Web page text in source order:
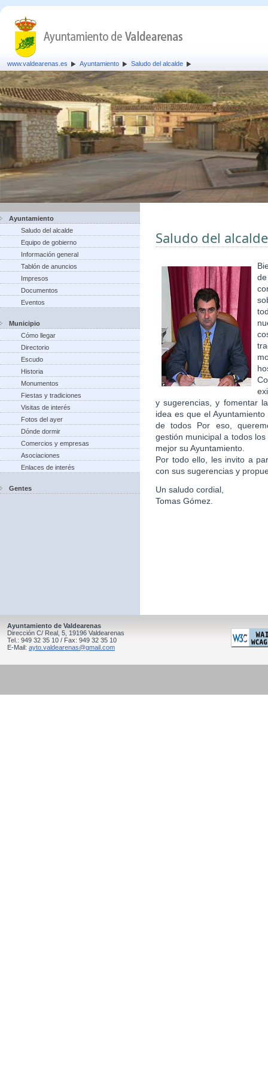
www.valdearenas.es Ayuntamiento Saludo del alcalde
Ayuntamiento
Saludo del alcalde
Equipo de gobierno
Información general
Tablón de anuncios
Impresos
Documentos
Eventos
Municipio
Cómo llegar
Directorio
Escudo
Historia
Monumentos
Fiestas y tradiciones
Visitas de interés
Fotos del ayer
Dónde dormir
Comercios y empresas
Asociaciones
Enlaces de interés
Gentes
Saludo del alcalde
y sugerencias, y fomentar
idea es que el
de todos Por eso,
gestión municipal a todos
mejor su Ayuntamiento.
Por todo ello, les invito a
con sus sugerencias y
Un saludo cordial,
Tomas Gómez.
Ayuntamiento de Valdearenas
Dirección C/ Real, 5, 19196 Valdearenas
Tel.: 949 32 35 10 / Fax: 949 32 35 10
E-Mail: ayto.valdearenas@gmail.com